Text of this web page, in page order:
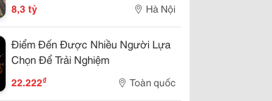
8,3 tỷ Hà Nội
Điểm Đến Được Nhiều Người Lựa
Chọn Để Trải Nghiệm
22.222₫ Toàn quốc